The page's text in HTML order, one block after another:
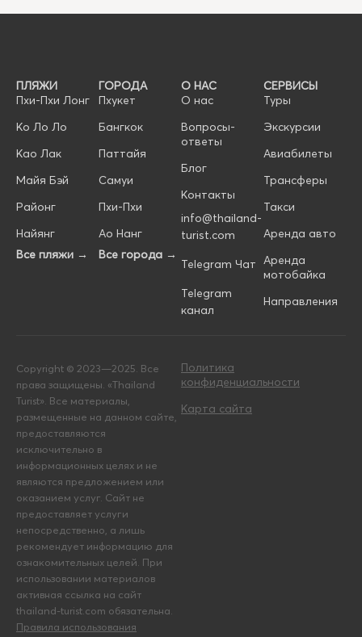
ПЛЯЖИ
Пхи-Пхи Лонг
Ко Ло Ло
Као Лак
Майя Бэй
Районг
Найянг
Все пляжи →
ГОРОДА
Пхукет
Бангкок
Паттайя
Самуи
Пхи-Пхи
Ао Нанг
Все города →
О НАС
О нас
Вопросы-
ответы
Блог
Контакты
info@thailand-
turist.com
Telegram Чат
Telegram
канал
СЕРВИСЫ
Туры
Экскурсии
Авиабилеты
Трансферы
Такси
Аренда авто
Аренда
мотобайка
Направления
Copyright © 2023—2025. Все
права защищены. «Thailand
Turist». Все материалы,
размещенные на данном сайте,
предоставляются
исключительно в
информационных целях и не
являются предложением или
оказанием услуг. Сайт не
предоставляет услуги
непосредственно, а лишь
рекомендует информацию для
ознакомительных целей. При
использовании материалов
активная ссылка на сайт
thailand-turist.com обязательна.
Правила использования
Политика
конфиденциальности
Карта сайта